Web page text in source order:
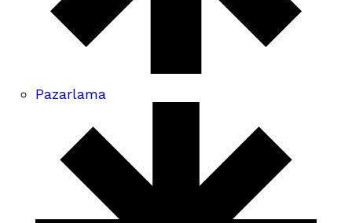
Pazarlama